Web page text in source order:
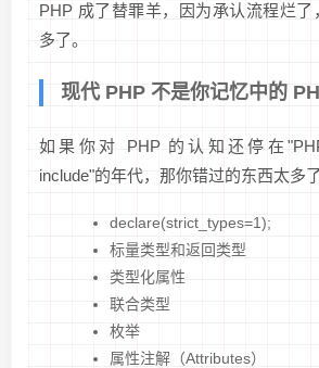
PHP 成了替罪羊，因为承认流程烂
多了。
现代 PHP 不是你记忆中的
如果你对 PHP 的认知还停在
include"的年代，那你错过的东西太多了
declare(strict_types=1);
标量类型和返回类型
类型化属性
联合类型
枚举
属性注解（Attributes）